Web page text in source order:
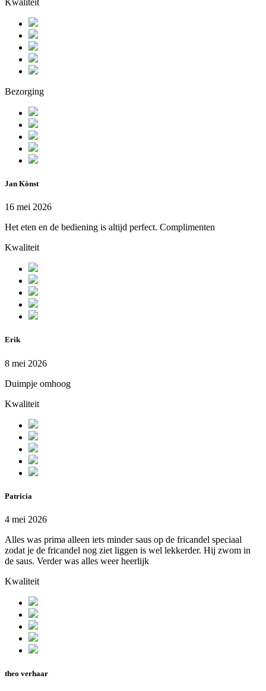
Kwaliteit
Bezorging
Jan Könst
16 mei 2026
Het eten en de bediening is altijd perfect. Complimenten
Kwaliteit
Erik
8 mei 2026
Duimpje omhoog
Kwaliteit
Patricia
4 mei 2026
Alles was prima alleen iets minder saus op de fricandel speciaal
zodat je de fricandel nog ziet liggen is wel lekkerder. Hij zwom in
de saus. Verder was alles weer heerlijk
Kwaliteit
theo verhaar